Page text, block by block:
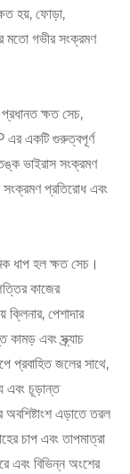
হয়, ফোড়া,
মতো গভীর সংক্রমণ
ক্ষত সেচ,
এর একটি গুরুত্বপূর্ণ
ভাইরাস সংক্রমণ
সংক্রমণ প্রতিরোধ এবং
ধাপ হল ক্ষত সেচ।
কাজের
ক্লিনার, পেশাদার
এবং স্ক্র্যাচ
প্রবাহিত জলের সাথে,
এবং চূড়ান্ত
অবশিষ্টাংশ এড়াতে তরল
চাপ এবং তাপমাত্রা
এবং বিভিন্ন অংশের